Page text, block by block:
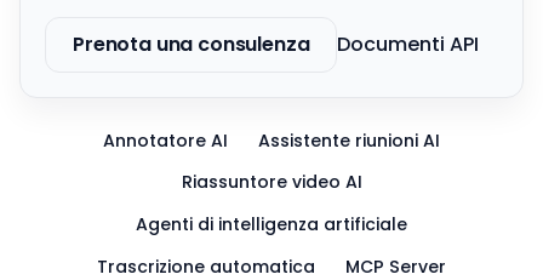
Prenota una consulenza Documenti API
Annotatore AI
Assistente riunioni AI
Riassuntore video AI
Agenti di intelligenza artificiale
Trascrizione automatica
MCP Server